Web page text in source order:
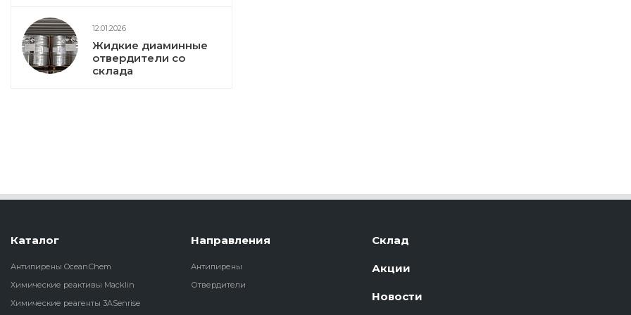
12.01.2026
Жидкие диаминные
отвердители со
склада
Каталог
Антипирены OceanСhem
Химические реактивы Macklin
Химические реагенты 3ASenrise
Направления
Антипирены
Отвердители
Склад
Акции
Новости